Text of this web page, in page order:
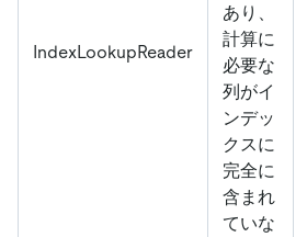
IndexLookupReader
あり、
計算に
必要な
列がイ
ンデッ
クスに
完全に
含まれ
ていな